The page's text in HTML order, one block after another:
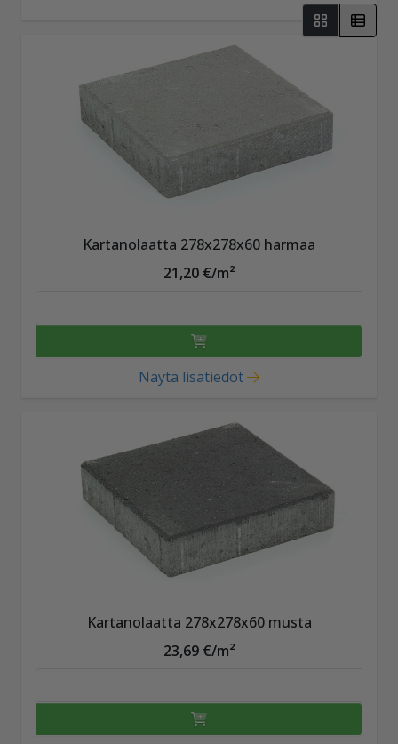
Kartanolaatta 278x278x60 harmaa
21,20 €/m²
Näytä lisätiedot
Kartanolaatta 278x278x60 musta
23,69 €/m²